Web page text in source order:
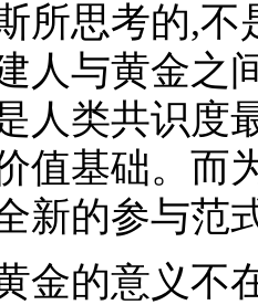
所思考的,不
人与黄金之
人类共识度
值基础。而
新的参与范
金的意义不